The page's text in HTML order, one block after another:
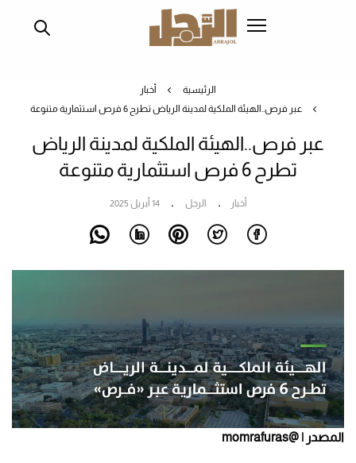
الرئيسية
أخبار
عبر فرص..الهيئة الملكية لمدينة الرياض تطرح 6 فرص استثمارية متنوعة
عبر فرص..الهيئة الملكية لمدينة الرياض
تطرح 6 فرص استثمارية متنوعة
أخبار الرجل 14 أبريل 2025
المصدر | @momrafuras